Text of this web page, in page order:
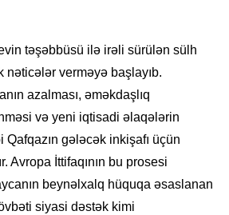
təşəbbüsü ilə irəli sürülən sülh
nəticələr verməyə başlayıb.
azalması, əməkdaşlıq
və yeni iqtisadi əlaqələrin
Qafqazın gələcək inkişafı üçün
Avropa İttifaqının bu prosesi
beynəlxalq hüquqa əsaslanan
siyasi dəstək kimi